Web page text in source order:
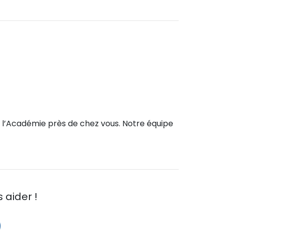
près de chez vous. Notre équipe
aider !